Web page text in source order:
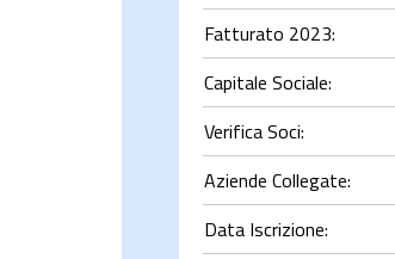
Fatturato 2023:
Capitale Sociale:
Verifica Soci:
Aziende Collegate:
Data Iscrizione: